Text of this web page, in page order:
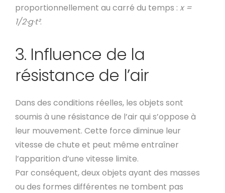
proportionnellement au carré du temps : x =
1/2·g·t².
3. Influence de la
résistance de l’air
Dans des conditions réelles, les objets sont
soumis à une résistance de l’air qui s’oppose à
leur mouvement. Cette force diminue leur
vitesse de chute et peut même entraîner
l’apparition d’une vitesse limite.
Par conséquent, deux objets ayant des masses
ou des formes différentes ne tombent pas